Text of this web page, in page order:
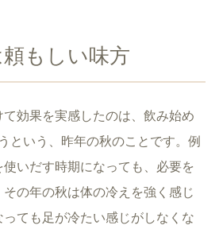
もしい味方
効果を実感したのは、飲み始め
という、昨年の秋のことです。例
いだす時期になっても、必要を
の年の秋は体の冷えを強く感じ
ても足が冷たい感じがしなくな